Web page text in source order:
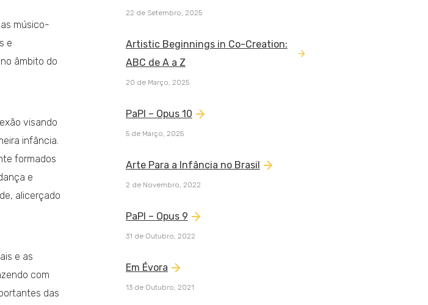
músico-
e
âmbito do
visando
infância.
formados
e
alicerçado
e as
com
das
22 de Setembro, 2025
Artistic Beginnings in Co-Creation:
ABC de A a Z
20 de Março, 2025
PaPI – Opus 10
5 de Março, 2025
Arte Para a Infância no Brasil
2 de Novembro, 2022
PaPI – Opus 9
31 de Outubro, 2022
Em Évora
13 de Outubro, 2021